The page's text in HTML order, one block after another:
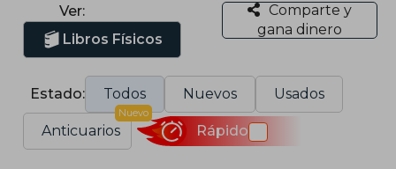
Ver:
Libros Físicos
Comparte y
gana dinero
Estado: Todos Nuevos Usados
Anticuarios
Nuevo
Rápido